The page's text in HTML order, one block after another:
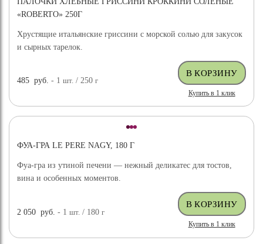
«ROBERTO» 250Г
Хрустящие итальянские гриссини с морской солью для закусок
и сырных тарелок.
485 руб. - 1шт. / 250г
Купить в 1 клик
ФУА-ГРА LE PERE NAGY, 180 Г
Фуа-гра из утиной печени — нежный деликатес для тостов,
вина и особенных моментов.
2 050 руб. - 1шт. / 180г
Купить в 1 клик